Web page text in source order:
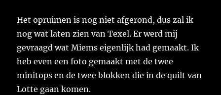
Het opruimen is nog niet afgerond, dus zal ik
nog wat laten zien van Texel. Er werd mij
gevraagd wat Miems eigenlijk had gemaakt. Ik
heb even een foto gemaakt met de twee
minitops en de twee blokken die in de quilt van
Lotte gaan komen.